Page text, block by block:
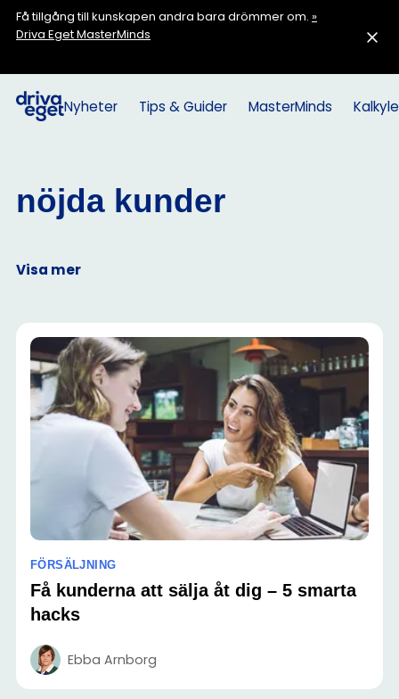
Få tillgång till kunskapen andra bara drömmer om. »
Driva Eget MasterMinds
Nyheter Tips & Guider MasterMinds
nöjda kunder
Visa mer
FÖRSÄLJNING
Få kunderna att sälja åt dig – 5 smarta
hacks
Ebba Arnborg